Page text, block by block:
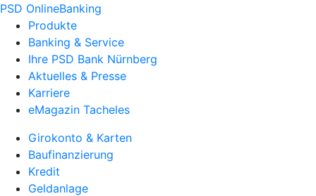
PSD OnlineBanking
Produkte
Banking & Service
Ihre PSD Bank Nürnberg
Aktuelles & Presse
Karriere
eMagazin Tacheles
Girokonto & Karten
Baufinanzierung
Kredit
Geldanlage